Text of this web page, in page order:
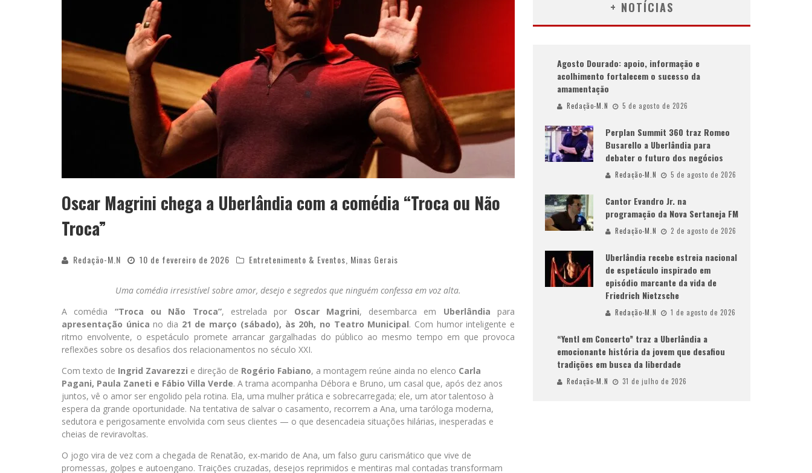
Oscar Magrini chega a Uberlândia com a comédia “Troca ou Não
Troca”
Redação-M.N 10 de fevereiro de 2026 Entretenimento & Eventos Minas Gerais
Uma comédia irresistível sobre amor, desejo e segredos que ninguém confessa em voz alta.
A comédia “Troca ou Não Troca”, estrelada por Oscar Magrini, desembarca em Uberlândia para
apresentação única no dia 21 de março (sábado), às 20h, no Teatro Municipal. Com humor inteligente e
ritmo envolvente, o espetáculo promete arrancar gargalhadas do público ao mesmo tempo em que provoca
reflexões sobre os desafios dos relacionamentos no século XXI.
Com texto de Ingrid Zavarezzi e direção de Rogério Fabiano, a montagem reúne ainda no elenco Carla
Pagani, Paula Zaneti e Fábio Villa Verde. A trama acompanha Débora e Bruno, um casal que, após dez anos
juntos, vê o amor ser engolido pela rotina. Ela, uma mulher prática e sobrecarregada; ele, um ator talentoso à
espera da grande oportunidade. Na tentativa de salvar o casamento, recorrem a Ana, uma taróloga moderna,
sedutora e perigosamente envolvida com seus clientes — o que desencadeia situações hilárias, inesperadas e
cheias de reviravoltas.
O jogo vira de vez com a chegada de Renatão, ex-marido de Ana, um falso guru carismático que vive de
promessas, golpes e autoengano. Traições cruzadas, desejos reprimidos e mentiras mal contadas transformam
+ NOTÍCIAS
Agosto Dourado: apoio, informação e
acolhimento fortalecem o sucesso da
amamentação
Redação-M.N 5 de agosto de 2026
Perplan Summit 360 traz Romeo
Busarello a Uberlândia para
debater o futuro dos negócios
Redação-M.N 5 de agosto de 2026
Cantor Evandro Jr. na
programação da Nova Sertaneja FM
Redação-M.N 2 de agosto de 2026
Uberlândia recebe estreia nacional
de espetáculo inspirado em
episódio marcante da vida de
Friedrich Nietzsche
Redação-M.N 1 de agosto de 2026
“Yentl em Concerto” traz a Uberlândia a
emocionante história da jovem que desafiou
tradições em busca da liberdade
Redação-M.N 31 de julho de 2026